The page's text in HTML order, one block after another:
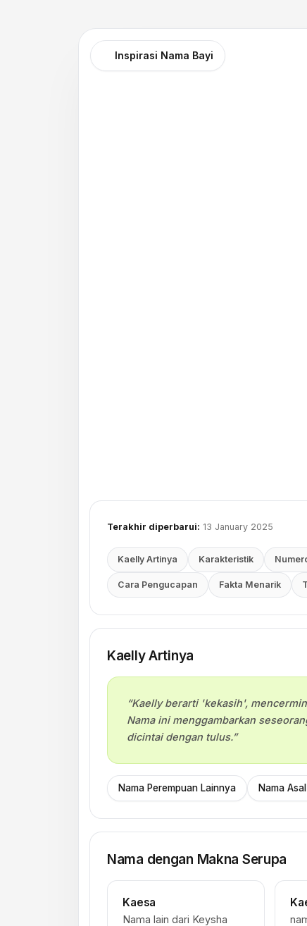
Inspirasi Nama Bayi
Terakhir diperbarui: 13 January 2025
Kaelly Artinya Karakteristik
Cara Pengucapan Fakta Menarik
Kaelly Artinya
“Kaelly berarti 'kekasih',
Nama ini menggambarkan
dicintai dengan tulus.”
Nama Perempuan Lainnya Nama
Nama dengan Makna Serupa
Kaesa
Nama lain dari Keysha